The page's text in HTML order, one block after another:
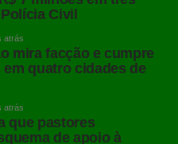
Civil
atrás
mira facção e cumpre
em quatro cidades de
atrás
que pastores
de apoio à